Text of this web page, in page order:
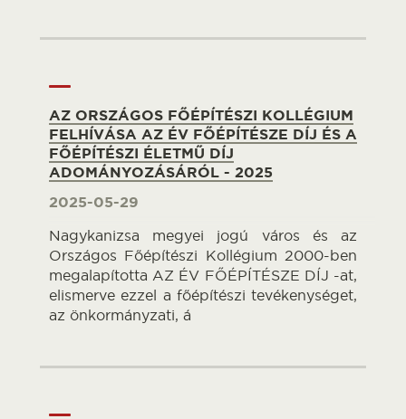
AZ ORSZÁGOS FŐÉPÍTÉSZI KOLLÉGIUM
FELHÍVÁSA AZ ÉV FŐÉPÍTÉSZE DÍJ ÉS A
FŐÉPÍTÉSZI ÉLETMŰ DÍJ
ADOMÁNYOZÁSÁRÓL - 2025
2025-05-29
Nagykanizsa megyei jogú város és az
Országos Főépítészi Kollégium 2000-ben
megalapította AZ ÉV FŐÉPÍTÉSZE DÍJ -at,
elismerve ezzel a főépítészi tevékenységet,
az önkormányzati, á